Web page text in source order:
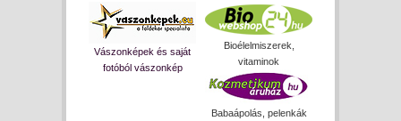
Vászonképek és saját
fotóból vászonkép
Bioélelmiszerek,
vitaminok
Babaápolás, pelenkák